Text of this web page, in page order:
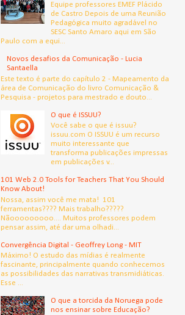
Equipe professores EMEF Plácido
de Castro Depois de uma Reunião
Pedagógica muito agradável no
SESC Santo Amaro aqui em São
Paulo com a equi...
Novos desafios da Comunicação - Lucia
Santaella
Este texto é parte do capítulo 2 - Mapeamento da
área de Comunicação do livro Comunicação &
Pesquisa - projetos para mestrado e douto...
O que é ISSUU?
Você sabe o que é issuu?
issuu.com O ISSUU é um recurso
muito interessante que
transforma publicações impressas
em publicações v...
101 Web 2.0 Tools for Teachers That You Should
Know About!
Nossa, assim você me mata! 101
ferramentas???? Mais trabalho?????
Nãooooooooo.... Muitos professores podem
pensar assim, até dar uma olhadi...
Convergência Digital - Geoffrey Long - MIT
Máximo! O estudo das mídias é realmente
fascinante, principalmente quando conhecemos
as possibilidades das narrativas transmidiáticas.
Esse ...
O que a torcida da Noruega pode
nos ensinar sobre Educação?